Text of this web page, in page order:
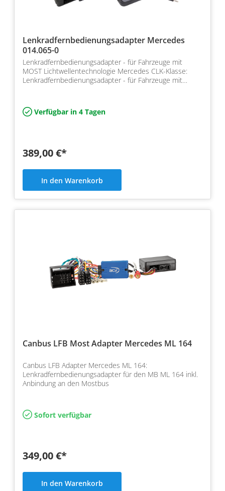
Lenkradfernbedienungsadapter Mercedes
014.065-0
Lenkradfernbedienungsadapter - für Fahrzeuge mit
MOST Lichtwellentechnologie Mercedes CLK-Klasse:
Lenkradfernbedienungsadapter - für Fahrzeuge mit
Verfügbar in 4 Tagen
389,00 €*
In den Warenkorb
Canbus LFB Most Adapter Mercedes ML 164
Canbus LFB Adapter Mercedes ML 164:
Lenkradfernbedienungsadapter für den MB ML 164 inkl.
Anbindung an den Mostbus
Sofort verfügbar
349,00 €*
In den Warenkorb